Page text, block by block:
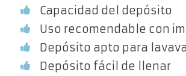
Capacidad del depósito
Uso recomendable con
Depósito apto para
Depósito fácil de llenar